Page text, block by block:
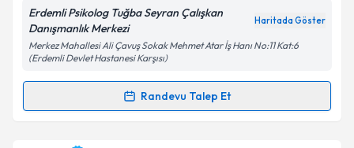
Kişisel verilerimin işlenmesine ilişkin
Metni'ni okudum ve kişisel verilerimin belirtilen
kapsamda işlenmesini kabul ediyorum.
Takvim Talebini Gönder
Erdemli Psikolog Tuğba Seyran Çalışkan
Danışmanlık Merkezi
Haritada Göster
Merkez Mahallesi Ali Çavuş Sokak Mehmet Atar İş Hanı No:11 Kat:6
(Erdemli Devlet Hastanesi Karşısı)
Randevu Talep Et
Randevu Takvimi Talebi